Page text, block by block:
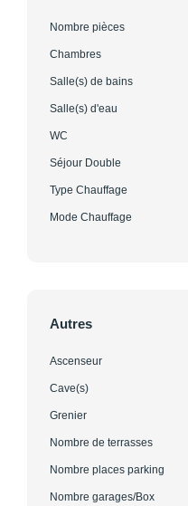
Nombre pièces
Chambres
Salle(s) de bains
Salle(s) d'eau
WC
Séjour Double
Type Chauffage
Mode Chauffage
Autres
Ascenseur
Cave(s)
Grenier
Nombre de terrasses
Nombre places parking
Nombre garages/Box